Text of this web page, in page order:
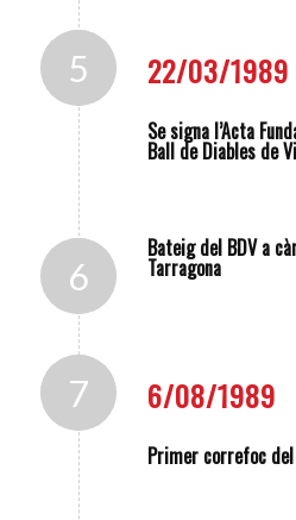
22/03/1989
5
Se signa l’Acta
Ball de Diables de
Bateig del BDV a
Tarragona
6
6/08/1989
7
Primer correfoc